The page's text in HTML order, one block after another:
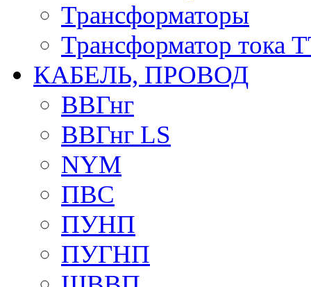
Трансформаторы
Трансформатор тока
КАБЕЛЬ, ПРОВОД
ВВГнг
ВВГнг LS
NYM
ПВС
ПУНП
ПУГНП